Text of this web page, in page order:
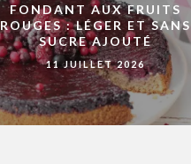
FONDANT AUX FRUITS
ROUGES : LÉGER ET SANS
SUCRE AJOUTÉ
11 JUILLET 2026